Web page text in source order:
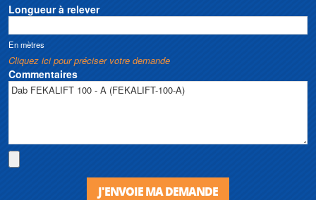
Longueur à relever
En mètres
Cliquez ici pour préciser votre demande
Commentaires
J'ENVOIE MA DEMANDE